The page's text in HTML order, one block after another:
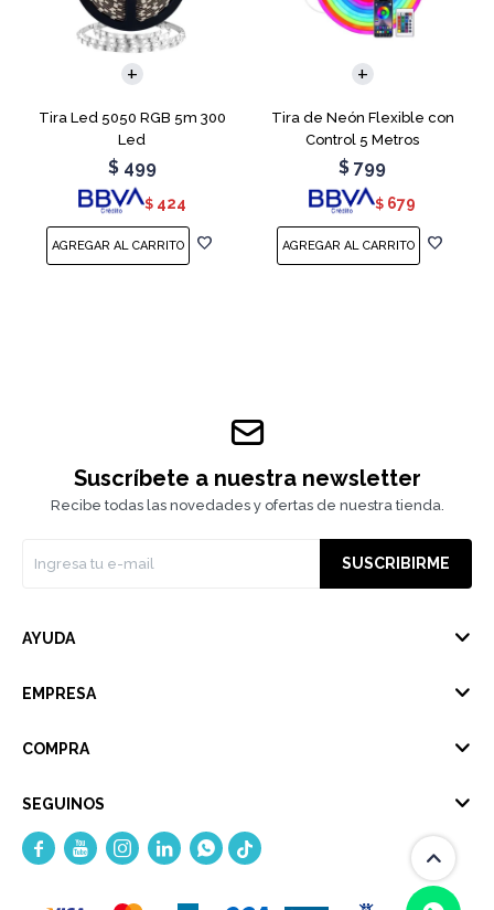
Tira Led 5050 RGB 5m 300
Led
$ 499
$ 424
Tira de Neón Flexible con
Control 5 Metros
$ 799
$ 679
Suscríbete a nuestra newsletter
Recibe todas las novedades y ofertas de nuestra tienda.
SUSCRIBIRME
AYUDA
EMPRESA
COMPRA
SEGUINOS
    